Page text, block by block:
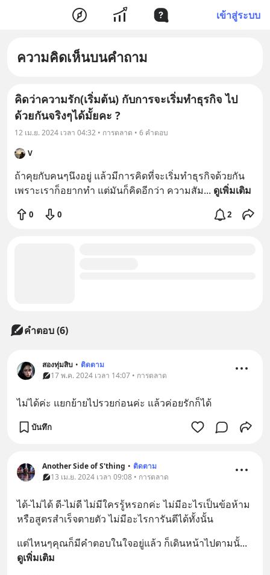
เข้าสู่ระบบ
ความคิดเห็นบนคำถาม
คิดว่าความรัก(เริ่มต้น) กับการจะเริ่มทำธุรกิจ ไป
ด้วยกันจริงๆได้มั้ยคะ ?
12 เม.ย. 2024 เวลา 04:32 • การตลาด • 6 คำตอบ
V
ถ้าคุยกับคนๆนึงอยู่ แล้วมีการคิดที่จะเริ่มทำธุรกิจด้วยกัน
เพราะเราก็อยากทำ แต่มันก็คิดอีกว่า ความสัม... ดูเพิ่มเติม
0 0 2
คำตอบ (6)
สองทุ่มสิบ • ติดตาม
17 พ.ค. 2024 เวลา 14:07 • การตลาด
ไม่ได้ค่ะ แยกย้ายไปรวยก่อนค่ะ แล้วค่อยรักก็ได้
บันทึก
Another Side of S'thing • ติดตาม
13 เม.ย. 2024 เวลา 09:08 • การตลาด
ได้-ไม่ได้ ดี-ไม่ดี ไม่มีใครรู้หรอกค่ะ ไม่มีอะไรเป็นข้อห้าม
หรือสูตรสำเร็จตายตัว ไม่มีอะไรการันตีได้ทั้งนั้น
แต่ไหนๆคุณก็มีคำตอบในใจอยู่แล้ว ก็เดินหน้าไปตามนั้...
ดูเพิ่มเติม